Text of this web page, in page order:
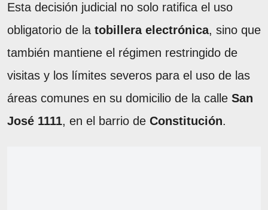
Esta decisión judicial no solo ratifica el uso
obligatorio de la tobillera electrónica, sino que
también mantiene el régimen restringido de
visitas y los límites severos para el uso de las
áreas comunes en su domicilio de la calle San
José 1111, en el barrio de Constitución.